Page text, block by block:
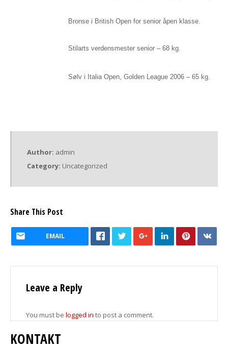
Bronse i British Open for senior åpen klasse.
Stilarts verdensmester senior – 68 kg.
Sølv i Italia Open, Golden League 2006 – 65 kg.
Author: admin
Category: Uncategorized
Share This Post
EMAIL
Leave a Reply
You must be logged in to post a comment.
KONTAKT